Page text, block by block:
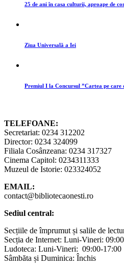
25 de ani în casa culturii, aproape de
Ziua Universală a Iei
Premiul I la Concursul ”Cartea pe care
TELEFOANE:
Secretariat: 0234 312202
Director: 0234 324099
Filiala Cosânzeana: 0234 317327
Cinema Capitol: 0234311333
Muzeul de Istorie: 023324052
EMAIL:
contact@bibliotecaonesti.ro
Sediul central:
Secțiile de împrumut și salile de
Secția de Internet: Luni-Vineri:
Ludoteca: Luni-Vineri: 09:00-17:00
Sâmbăta și Duminica: Închis